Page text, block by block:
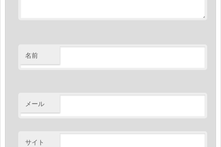
名前
メール
サイト